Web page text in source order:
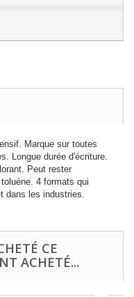
Marque sur toutes
Longue durée d'écriture.
Peut rester
4 formats qui
dans les industries.
CE
ACHETÉ...